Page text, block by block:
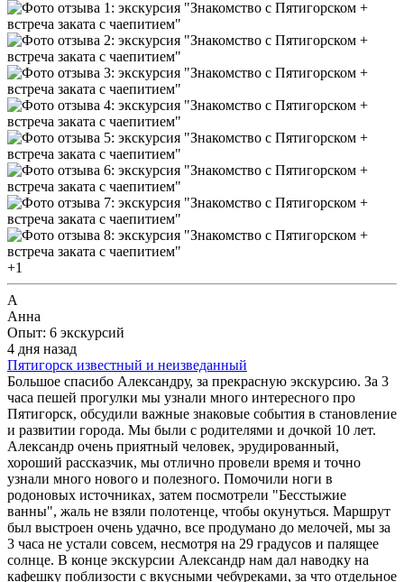
+1
А
Анна
Опыт: 6 экскурсий
4 дня назад
Пятигорск известный и неизведанный
Большое спасибо Александру, за прекрасную экскурсию. За 3
часа пешей прогулки мы узнали много интересного про
Пятигорск, обсудили важные знаковые события в становление
и развитии города. Мы были с родителями и дочкой 10 лет.
Александр очень приятный человек, эрудированный,
хороший рассказчик, мы отлично провели время и точно
узнали много нового и полезного. Помочили ноги в
родоновых источниках, затем посмотрели "Бесстыжие
ванны", жаль не взяли полотенце, чтобы окунуться. Маршрут
был выстроен очень удачно, все продумано до мелочей, мы за
3 часа не устали совсем, несмотря на 29 градусов и палящее
солнце. В конце экскурсии Александр нам дал наводку на
кафешку поблизости с вкусными чебуреками, за что отдельное